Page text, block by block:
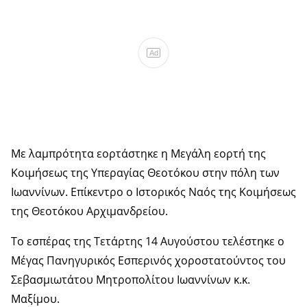
Ad
Με λαμπρότητα εορτάστηκε η Μεγάλη εορτή της
Κοιμήσεως της Υπεραγίας Θεοτόκου στην πόλη των
Ιωαννίνων. Επίκεντρο ο Ιστορικός Ναός της Κοιμήσεως
της Θεοτόκου Αρχιμανδρείου.
Το εσπέρας της Τετάρτης 14 Αυγούστου τελέστηκε ο
Μέγας Πανηγυρικός Εσπερινός χοροστατούντος του
Σεβασμιωτάτου Μητροπολίτου Ιωαννίνων κ.κ.
Μαξίμου.